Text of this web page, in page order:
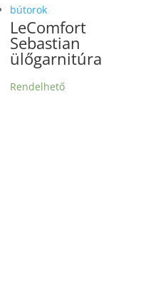
LeComfort
Sebastian
ülőgarnitúra
Rendelhető